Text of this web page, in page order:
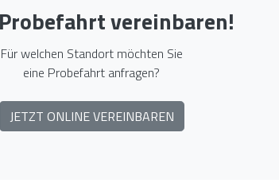
vereinbaren!
Für welchen Standort möchten Sie
eine Probefahrt anfragen?
JETZT ONLINE VEREINBAREN